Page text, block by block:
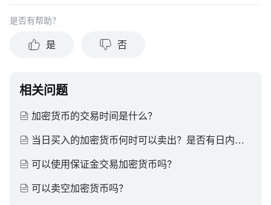
是否有帮助？
是 否
相关问题
加密货币的交易时间是什么？
当日买入的加密货币何时可以卖出？是否有日内交易次数的限制？
可以使用保证金交易加密货币吗？
可以卖空加密货币吗？